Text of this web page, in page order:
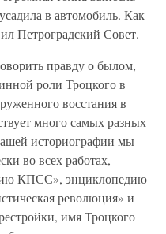
в автомобиль. Как
Петроградский Совет.
правду о былом,
роли Троцкого в
восстания в
много самых разных
историографии мы
во всех работах,
КПСС», энциклопедию
революция» и
имя Троцкого